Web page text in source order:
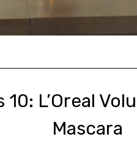
L’Oreal
Mascara